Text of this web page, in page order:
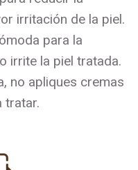
irritación de la piel.
para la
irrite la piel tratada.
no apliques cremas
tratar.